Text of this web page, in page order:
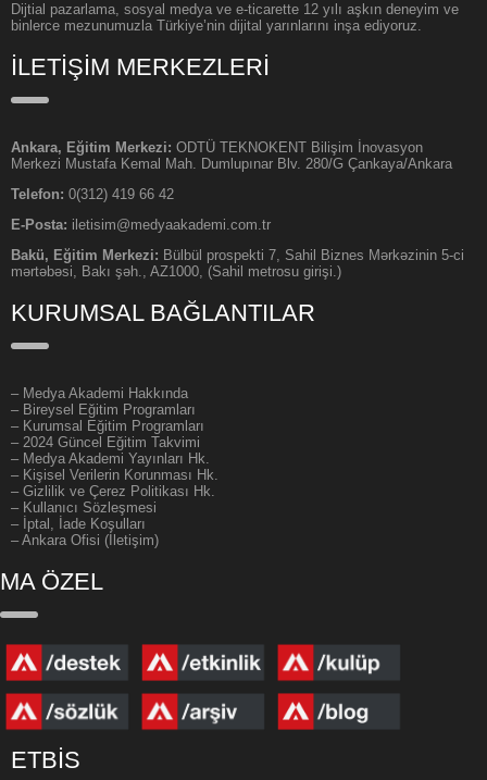
Dijtial pazarlama, sosyal medya ve e-ticarette 12 yılı aşkın deneyim ve
binlerce mezunumuzla Türkiye’nin dijital yarınlarını inşa ediyoruz.
İLETİŞİM MERKEZLERİ
Ankara, Eğitim Merkezi: ODTÜ TEKNOKENT Bilişim İnovasyon
Merkezi Mustafa Kemal Mah. Dumlupınar Blv. 280/G Çankaya/Ankara
Telefon: 0(312) 419 66 42
E-Posta: iletisim@medyaakademi.com.tr
Bakü, Eğitim Merkezi: Bülbül prospekti 7, Sahil Biznes Mərkəzinin 5-ci
mərtəbəsi, Bakı şəh., AZ1000, (Sahil metrosu girişi.)
KURUMSAL BAĞLANTILAR
– Medya Akademi Hakkında
– Bireysel Eğitim Programları
– Kurumsal Eğitim Programları
– 2024 Güncel Eğitim Takvimi
– Medya Akademi Yayınları Hk.
– Kişisel Verilerin Korunması Hk.
– Gizlilik ve Çerez Politikası Hk.
– Kullanıcı Sözleşmesi
– İptal, İade Koşulları
– Ankara Ofisi (İletişim)
MA ÖZEL
ETBİS